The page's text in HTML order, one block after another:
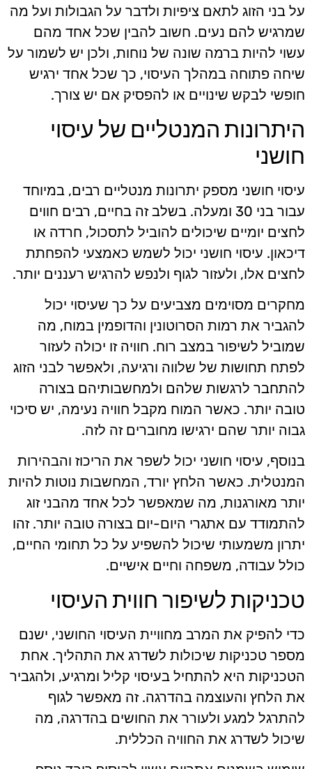
על בני הזוג לתאם ציפיות ולדבר על הגבולות ועל מה
שמרגיש להם נעים. חשוב להבין שכל אחד מהם
עשוי להיות ברמה שונה של נוחות, ולכן יש לשמור על
שיחה פתוחה במהלך העיסוי, כך שכל אחד ירגיש
חופשי לבקש שינויים או להפסיק אם יש צורך.
היתרונות המנטליים של עיסוי
חושני
עיסוי חושני מספק יתרונות מנטליים רבים, במיוחד
עבור בני 30 ומעלה. בשלב זה בחיים, רבים חווים
לחצים יומיים שיכולים להוביל לתסכול, חרדה או
דיכאון. עיסוי חושני יכול לשמש כאמצעי להפחתת
לחצים אלו, ולעזור לגוף ולנפש להרגיש רעננים יותר.
מחקרים מסוימים מצביעים על כך שעיסוי יכול
להגביר את רמות הסרוטונין והדופמין במוח, מה
שמוביל לשיפור במצב רוח. חוויה זו יכולה לעזור
לפתח תחושות של שלווה ורגיעה, ולאפשר לבני הזוג
להתחבר לרגשות שלהם ולמחשבותיהם בצורה
טובה יותר. כאשר המוח מקבל חוויה נעימה, יש סיכוי
גבוה יותר שהם ירגישו מחוברים זה לזה.
בנוסף, עיסוי חושני יכול לשפר את הריכוז והבהירות
המנטלית. כאשר הלחץ יורד, המחשבות נוטות להיות
יותר מאורגנות, מה שמאפשר לכל אחד מהבני זוג
להתמודד עם אתגרי היום-יום בצורה טובה יותר. זהו
יתרון משמעותי שיכול להשפיע על כל תחומי החיים,
כולל עבודה, משפחה וחיים אישיים.
טכניקות לשיפור חווית העיסוי
כדי להפיק את המרב מחוויית העיסוי החושני, ישנם
מספר טכניקות שיכולות לשדרג את התהליך. אחת
הטכניקות היא להתחיל בעיסוי קליל ומרגיע, ולהגביר
את הלחץ והעוצמה בהדרגה. זה מאפשר לגוף
להתרגל למגע ולעורר את החושים בהדרגה, מה
שיכול לשדרג את החוויה הכללית.